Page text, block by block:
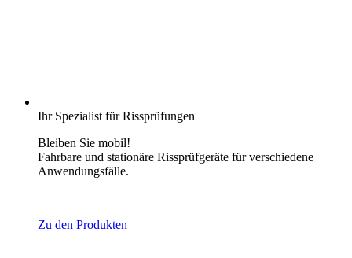
Ihr Spezialist für Rissprüfungen
Bleiben Sie mobil!
Fahrbare und stationäre Rissprüfgeräte für verschiedene
Anwendungsfälle.
Zu den Produkten